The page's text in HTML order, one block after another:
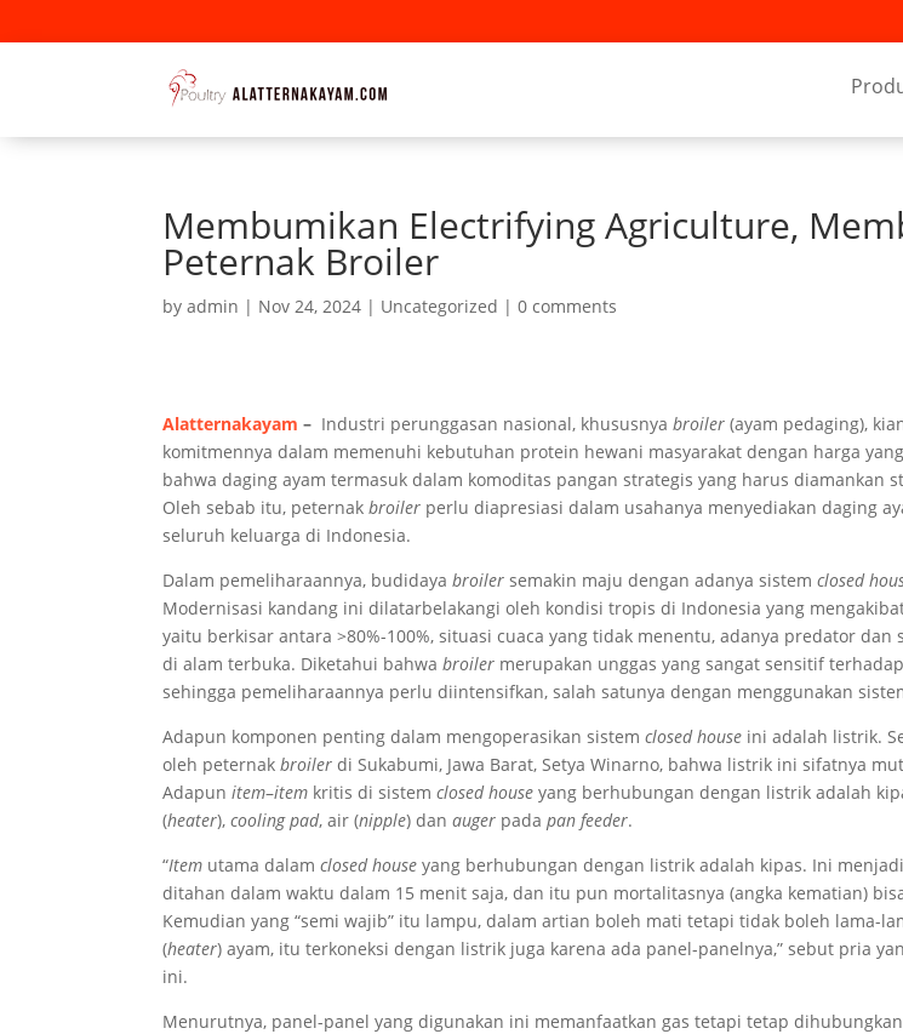
Membumikan Electrifying Agriculture,
Peternak Broiler
byadmin | Nov 24, 2024 | Uncategorized |0 comments
Alatternakayam – Industri perunggasan nasional, khususnyabroiler(ayam pedaging),
komitmennya dalam memenuhi kebutuhan protein hewani masyarakat dengan harga
bahwa daging ayam termasuk dalam komoditas pangan strategis yang harus diamankan
Oleh sebab itu, peternakbroiler perlu diapresiasi dalam usahanya menyediakan daging
seluruh keluarga di Indonesia.
Dalam pemeliharaannya, budidayabroilersemakin maju dengan adanya sistemclosed
Modernisasi kandang ini dilatarbelakangi oleh kondisi tropis di Indonesia yang
yaitu berkisar antara >80%-100%, situasi cuaca yang tidak menentu, adanya predator dan
di alam terbuka. Diketahui bahwabroiler merupakan unggas yang sangat sensitif
sehingga pemeliharaannya perlu diintensifkan, salah satunya dengan menggunakan
Adapun komponen penting dalam mengoperasikan sistemclosed house ini adalah listrik.
oleh peternakbroilerdi Sukabumi, Jawa Barat, Setya Winarno, bahwa listrik ini sifatnya
Adapunitem–item kritis di sistemclosed houseyang berhubungan dengan listrik adalah
(heater),cooling pad, air (nipple) danauger padapan feeder.
“Item utama dalamclosed houseyang berhubungan dengan listrik adalah kipas. Ini
ditahan dalam waktu dalam 15 menit saja, dan itu pun mortalitasnya (angka kematian)
Kemudian yang “semi wajib” itu lampu, dalam artian boleh mati tetapi tidak boleh lama-
(heater) ayam, itu terkoneksi dengan listrik juga karena ada panel-panelnya,” sebut pria
ini.
Menurutnya, panel-panel yang digunakan ini memanfaatkan gas tetapi tetap